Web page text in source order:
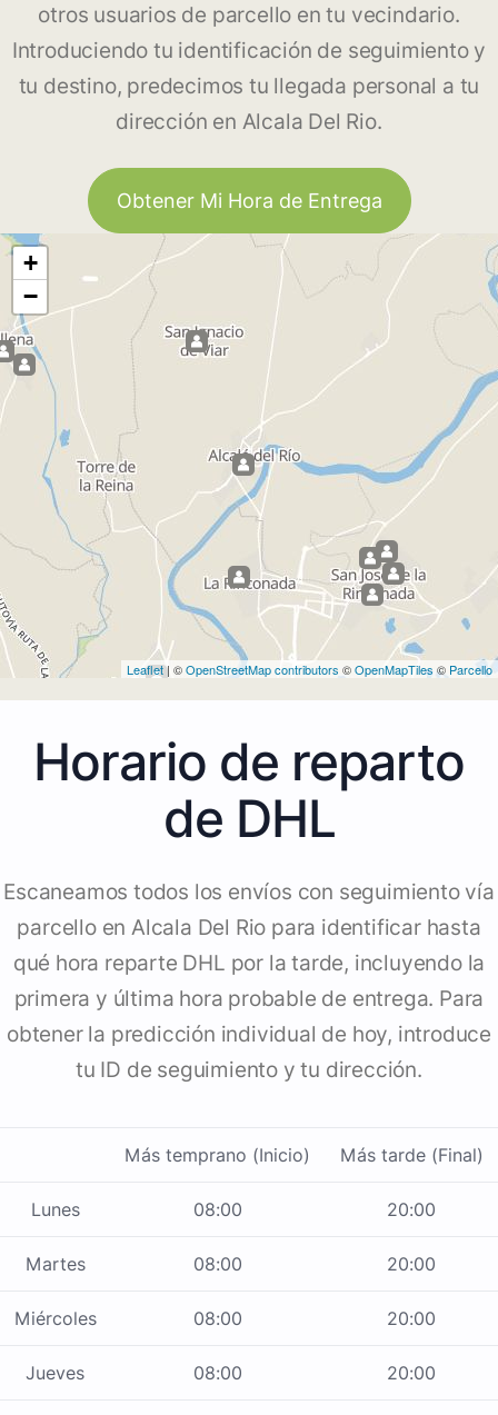
otros usuarios de parcello en tu vecindario.
Introduciendo tu identificación de seguimiento y
tu destino, predecimos tu llegada personal a tu
dirección en Alcala Del Rio.
Obtener Mi Hora de Entrega
+
−
Leaflet| ©OpenStreetMap contributors ©OpenMapTiles © Parcello
Horario de reparto
de DHL
Escaneamos todos los envíos con seguimiento vía
parcello en Alcala Del Rio para identificar hasta
qué hora reparte DHL por la tarde, incluyendo la
primera y última hora probable de entrega. Para
obtener la predicción individual de hoy, introduce
tu ID de seguimiento y tu dirección.
Más temprano (Inicio) Más tarde (Final)
Lunes 08:00 20:00
Martes 08:00 20:00
Miércoles 08:00 20:00
Jueves 08:00 20:00